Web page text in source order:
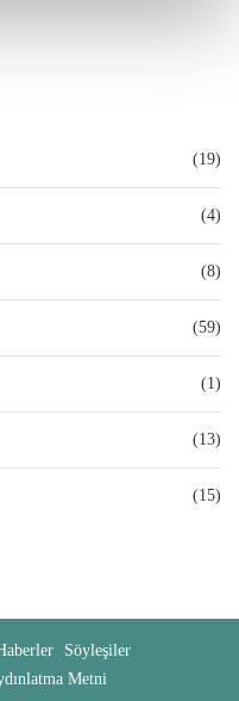
(19)
(4)
(8)
(59)
(1)
(13)
(15)
Söyleşiler
Metni